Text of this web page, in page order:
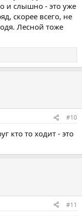
и слышно - это уже
скорее всего, не
Лесной тоже
#10
кто то ходит - это
#11